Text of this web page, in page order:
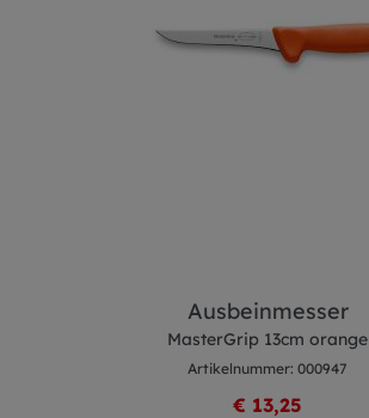
Ausbeinmesser
MasterGrip 13cm orange
Artikelnummer: 000947
€ 13,25